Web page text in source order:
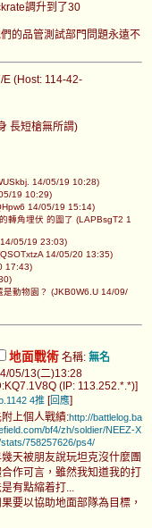
調升到了30
的品管測試部門問題永遠不
(Host: 114-42-
長短槍無所謂)
14/05/19 10:28)
19 10:29)
14/05/19 15:14)
轉角埋伏 的圖了 (LAPBsgT2 1
14/05/19 23:03)
14/05/20 13:35)
17:43)
是動物園？ (JKB0W6.U 14/09/
地面戰術 名稱: 無名
05/13(二)13:28
(IP: 113.252.*.*)]
4推 [回應]
上個人戰績:http://battlelog.ba
bf4/zh/soldier/NEEZ-X
stats/758257626/ps4/
天被朋友說玩坦克沒什麼團
作可言，雖然我知道我的打
有點縮着打...
要以協助地面部隊為目標，